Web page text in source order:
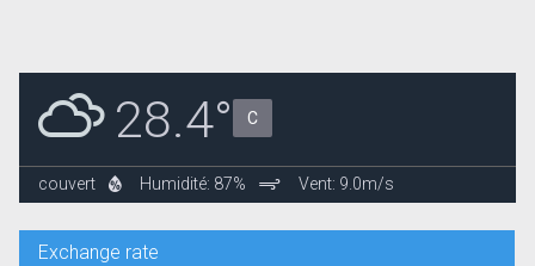
28.4° C
couvert Humidité: 87% Vent: 9.0m/s
Exchange rate